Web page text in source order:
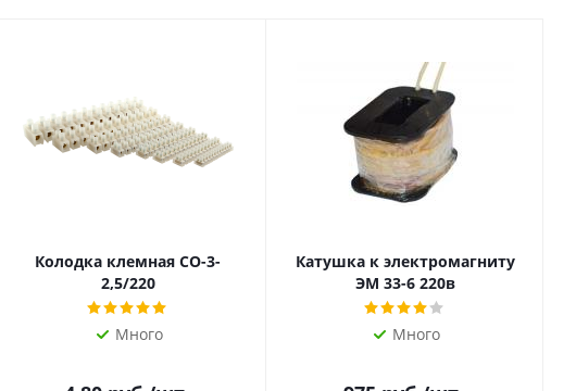
Колодка клемная СО-3-
2,5/220
Много
Катушка к электромагниту
ЭМ 33-6 220в
Много